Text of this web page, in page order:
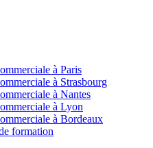
à Paris
à Strasbourg
à Nantes
à Lyon
à Bordeaux
formation